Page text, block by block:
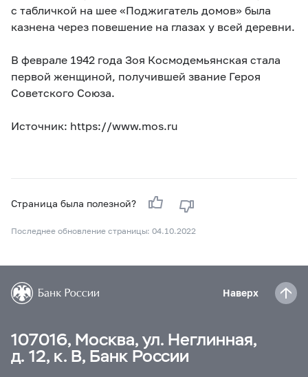
с табличкой на шее «Поджигатель домов» была
казнена через повешение на глазах у всей деревни.
В феврале 1942 года Зоя Космодемьянская стала
первой женщиной, получившей звание Героя
Советского Союза.
Источник: https://www.mos.ru
Страница была полезной?
Последнее обновление страницы: 04.10.2022
Наверх
107016, Москва, ул. Неглинная,
д. 12, к. В, Банк России